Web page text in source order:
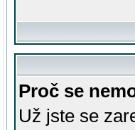
Proč se
Už jste se